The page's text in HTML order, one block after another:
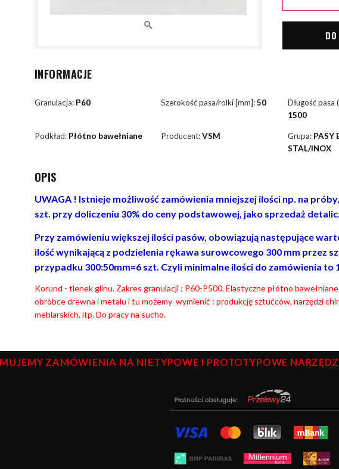
INFORMACJE
Granulacja: P60 Szerokość pasa/rolki [mm]:50
Długość
1500
Podkład: Płótno bawełniane Producent:VSM Grupa: PASY
STAL/INOX
OPIS
UWAGA ! Istnieje możliwość zamówienia mniejszej ilości np. na
szt. przy doliczeniu 30% do ceny podstawowej, jako sprzedaż
Przy zamówieniu większej ilości pasów, obowiązują następujące
ilość wynikającą z podzielenia rękawa surowcowego 300 mm przez
przypadku 300:50mm=6 szt. Czyli minimalne ilości do zamówienia to
Korund - tlenek glinu. Zakres granulacji : P60-P500. Elastyczne płótno
obróbce drewna i metalu i tu możemy wymienić : produkcję sztućców, narzędzi
meblarskich, itp. Do pracy na sucho.
ZAMÓWIENIA NA NIETYPOWE I PROTOTYPOWE